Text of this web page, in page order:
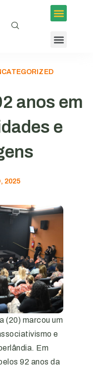
anos em
e
2025
(20) marcou um
e
Em
92 anos da